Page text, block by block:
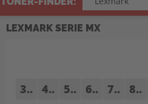
LEXMARK SERIE MX
3.. 4.. 5.. 6.. 7.. 8..